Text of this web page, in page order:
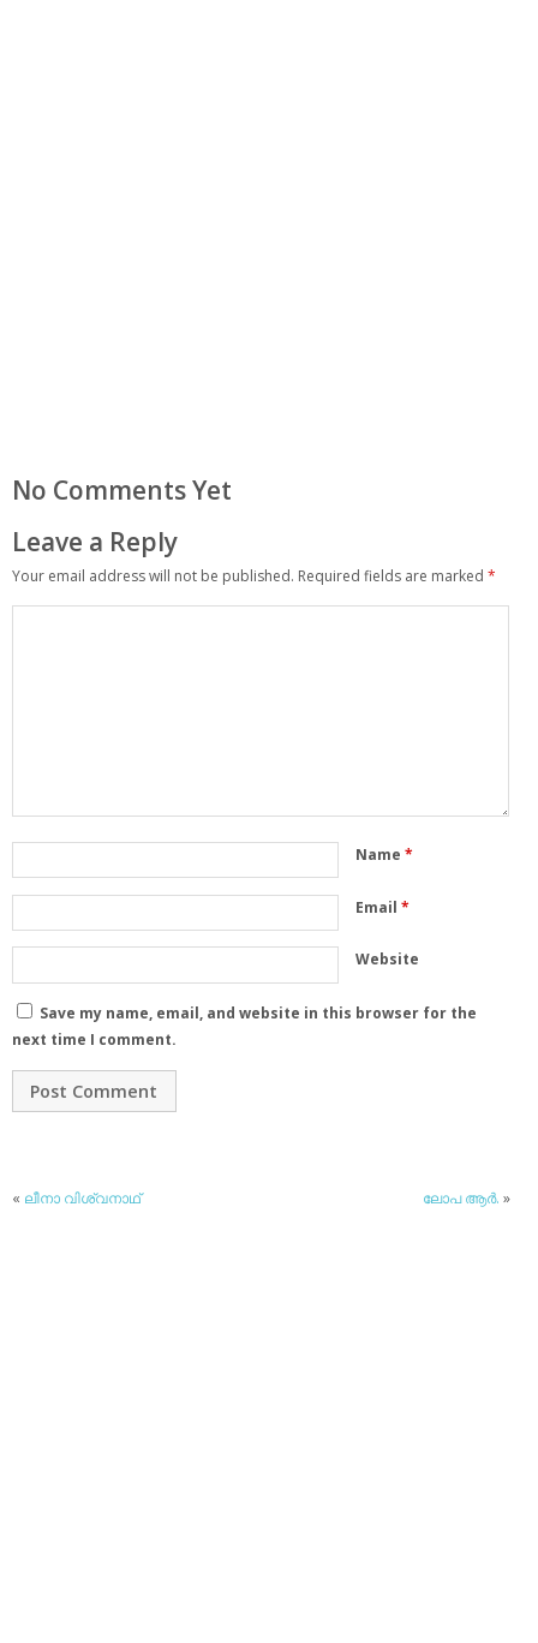
No Comments Yet
Leave a Reply
Your email address will not be published. Required fields are marked *
Name *
Email *
Website
Save my name, email, and website in this browser for the
next time I comment.
« ലീനാ വിശ്വനാഥ് ലോപ ആര്‍. »